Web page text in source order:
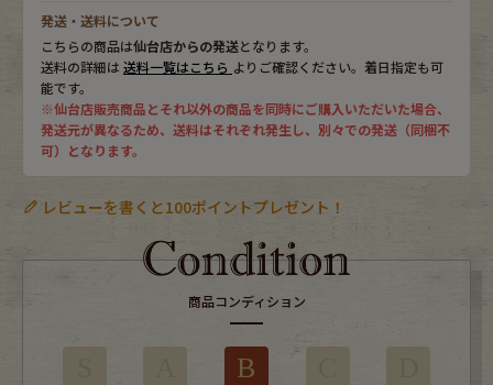
FAFATT
発送・送料について
こちらの商品は仙台店からの発送となります。
送料の詳細は 送料一覧はこちら よりご確認ください。着日指定も可
能です。
※仙台店販売商品とそれ以外の商品を同時にご購入いただいた場合、
発送元が異なるため、送料はそれぞれ発生し、別々での発送（同梱不
可）となります。
レビューを書くと100ポイントプレゼント！
商品コンディション
B